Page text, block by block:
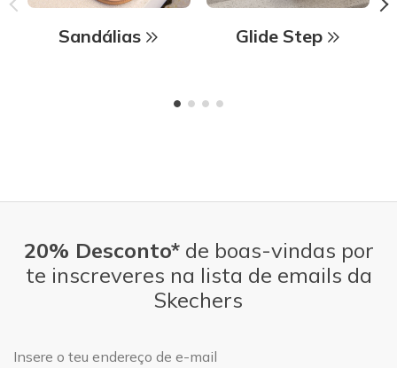
Sandálias Glide Step
20% Desconto*de boas-vindas por
te inscreveres na lista de emails da
Skechers
Endereço de e-mail